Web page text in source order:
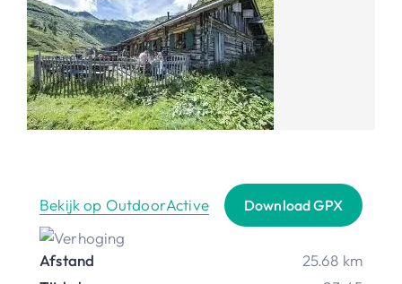
Bekijk op OutdoorActive Download GPX
Afstand
25.68 km